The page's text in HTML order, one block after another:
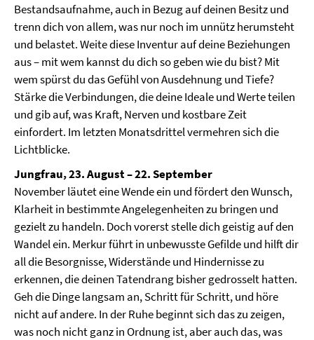
Bestandsaufnahme, auch in Bezug auf deinen Besitz und
trenn dich von allem, was nur noch im unnütz herumsteht
und belastet. Weite diese Inventur auf deine Beziehungen
aus – mit wem kannst du dich so geben wie du bist? Mit
wem spürst du das Gefühl von Ausdehnung und Tiefe?
Stärke die Verbindungen, die deine Ideale und Werte teilen
und gib auf, was Kraft, Nerven und kostbare Zeit
einfordert. Im letzten Monatsdrittel vermehren sich die
Lichtblicke.
Jungfrau, 23. August – 22. September
November läutet eine Wende ein und fördert den Wunsch,
Klarheit in bestimmte Angelegenheiten zu bringen und
gezielt zu handeln. Doch vorerst stelle dich geistig auf den
Wandel ein. Merkur führt in unbewusste Gefilde und hilft dir
all die Besorgnisse, Widerstände und Hindernisse zu
erkennen, die deinen Tatendrang bisher gedrosselt hatten.
Geh die Dinge langsam an, Schritt für Schritt, und höre
nicht auf andere. In der Ruhe beginnt sich das zu zeigen,
was noch nicht ganz in Ordnung ist, aber auch das, was